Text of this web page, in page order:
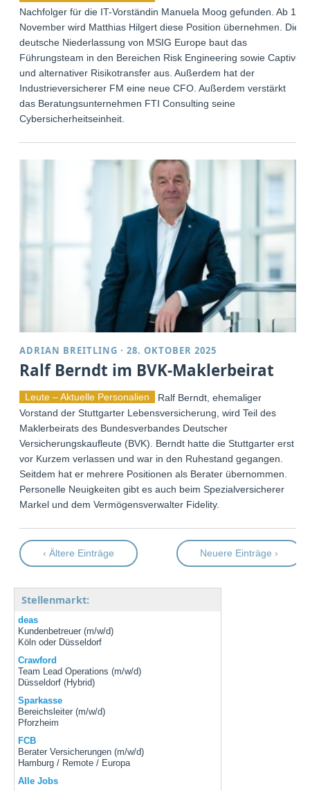
Nachfolger für die IT-Vorständin Manuela Moog gefunden. Ab 1.
November wird Matthias Hilgert diese Position übernehmen. Die
deutsche Niederlassung von MSIG Europe baut das
Führungsteam in den Bereichen Risk Engineering sowie Captive
und alternativer Risikotransfer aus. Außerdem hat der
Industrieversicherer FM eine neue CFO. Außerdem verstärkt
das Beratungsunternehmen FTI Consulting seine
Cybersicherheitseinheit.
ADRIAN BREITLING ·28. OKTOBER 2025
Ralf Berndt im BVK-Maklerbeirat
Leute – Aktuelle Personalien
Ralf Berndt, ehemaliger
Vorstand der Stuttgarter Lebensversicherung, wird Teil des
Maklerbeirats des Bundesverbandes Deutscher
Versicherungskaufleute (BVK). Berndt hatte die Stuttgarter erst
vor Kurzem verlassen und war in den Ruhestand gegangen.
Seitdem hat er mehrere Positionen als Berater übernommen.
Personelle Neuigkeiten gibt es auch beim Spezialversicherer
Markel und dem Vermögensverwalter Fidelity.
‹ Ältere Einträge Neuere Einträge ›
Stellenmarkt:
deas
Kundenbetreuer (m/w/d)
Köln oder Düsseldorf
Crawford
Team Lead Operations (m/w/d)
Düsseldorf (Hybrid)
Sparkasse
Bereichsleiter (m/w/d)
Pforzheim
FCB
Berater Versicherungen (m/w/d)
Hamburg / Remote / Europa
Alle Jobs